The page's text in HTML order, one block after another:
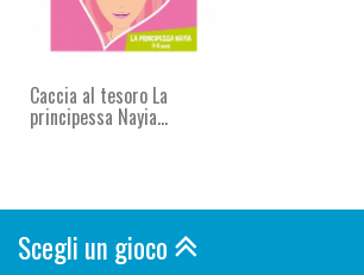
Caccia al tesoro La
principessa Nayia...
Scegli un gioco